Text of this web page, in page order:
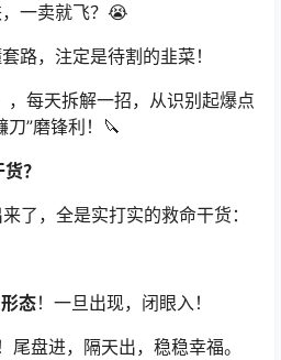
一卖就飞？😭
路，注定是待割的韭菜！
，每天拆解一招，从识别起爆点
刀”磨锋利！🔪
？
了，全是实打实的救命干货：
态！一旦出现，闭眼入！
！尾盘进，隔天出，稳稳幸福。